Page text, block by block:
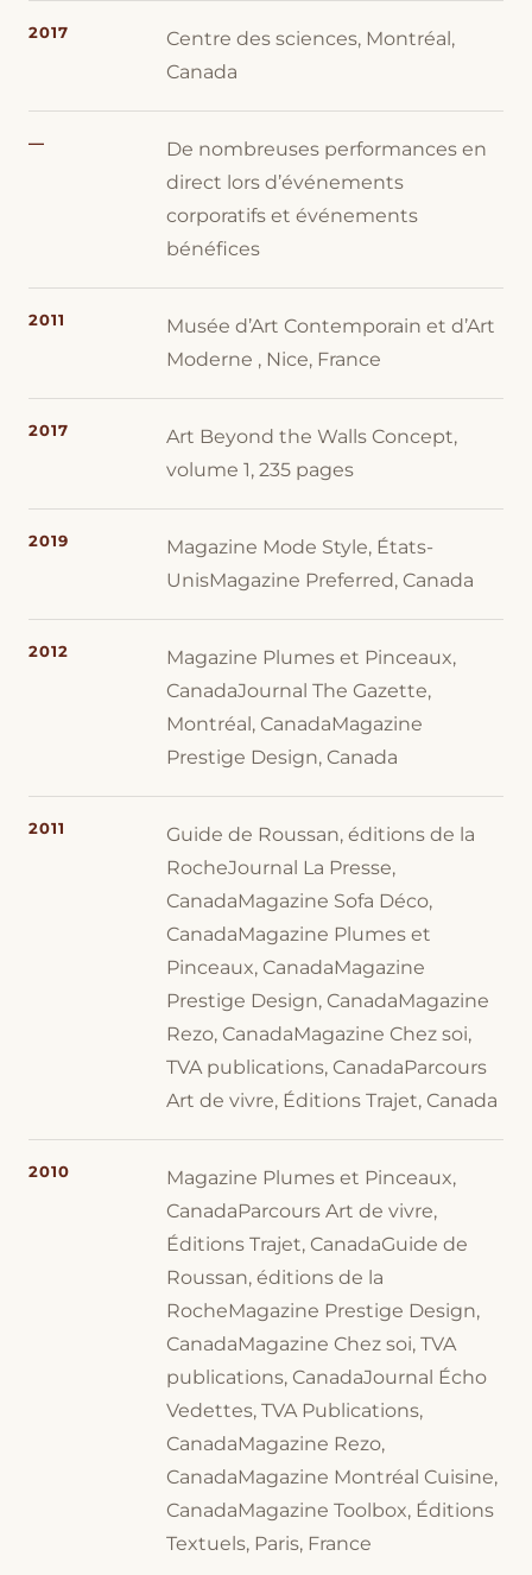
2017
Centre des sciences, Montréal,
Canada
—
De nombreuses performances en
direct lors d’événements
corporatifs et événements
bénéfices
2011
Musée d’Art Contemporain et d’Art
Moderne , Nice, France
2017
Art Beyond the Walls Concept,
volume 1, 235 pages
2019
Magazine Mode Style, États-
UnisMagazine Preferred, Canada
2012
Magazine Plumes et Pinceaux,
CanadaJournal The Gazette,
Montréal, CanadaMagazine
Prestige Design, Canada
2011
Guide de Roussan, éditions de la
RocheJournal La Presse,
CanadaMagazine Sofa Déco,
CanadaMagazine Plumes et
Pinceaux, CanadaMagazine
Prestige Design, CanadaMagazine
Rezo, CanadaMagazine Chez soi,
TVA publications, CanadaParcours
Art de vivre, Éditions Trajet, Canada
2010
Magazine Plumes et Pinceaux,
CanadaParcours Art de vivre,
Éditions Trajet, CanadaGuide de
Roussan, éditions de la
RocheMagazine Prestige Design,
CanadaMagazine Chez soi, TVA
publications, CanadaJournal Écho
Vedettes, TVA Publications,
CanadaMagazine Rezo,
CanadaMagazine Montréal Cuisine,
CanadaMagazine Toolbox, Éditions
Textuels, Paris, France